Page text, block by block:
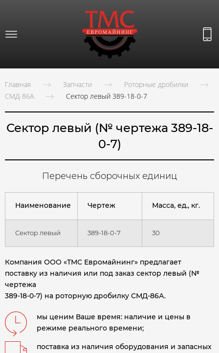
Главная Запчасти
Роторные дробилки
СМД-86А
Сектор левый 389-18-0-7
Сектор левый (№ чертежа 389-18-
0-7)
Перечень сборочных единиц
Наименование Чертеж Масса, ед., кг.
Сектор левый 389-18-0-7 30
Компания ООО «ТМС Евромайнинг» предлагает
поставку из наличия или под заказ сектор левый (№
чертежа
389-18-0-7) на роторную дробилку СМД-86А.
мы ценим Ваше время: наличие и цены в
режиме реального времени;
поставка из наличия оборудования и запасных